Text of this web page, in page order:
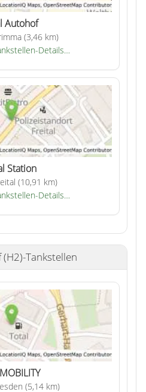
Autohof
(3,46 km)
Details…
Station
(10,91 km)
Details…
Tankstellen
(5,14 km)